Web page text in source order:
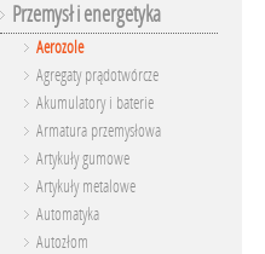
Przemysł i energetyka
Aerozole
Agregaty prądotwórcze
Akumulatory i baterie
Armatura przemysłowa
Artykuły gumowe
Artykuły metalowe
Automatyka
Autozłom